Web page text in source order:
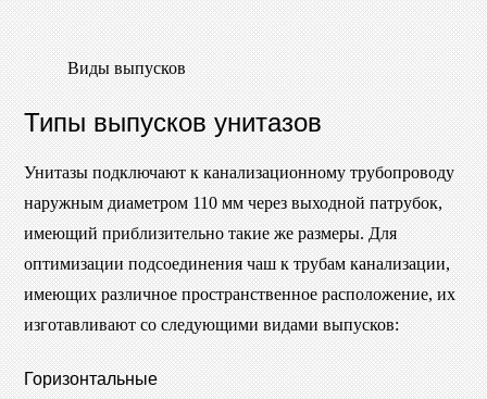
Виды выпусков
Типы выпусков унитазов
Унитазы подключают к канализационному трубопроводу
наружным диаметром 110 мм через выходной патрубок,
имеющий приблизительно такие же размеры. Для
оптимизации подсоединения чаш к трубам канализации,
имеющих различное пространственное расположение, их
изготавливают со следующими видами выпусков:
Горизонтальные